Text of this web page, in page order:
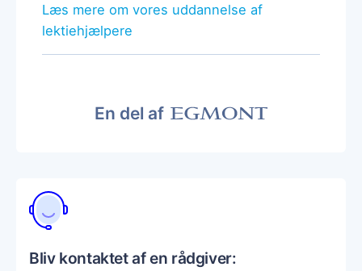
Læs mere om vores uddannelse af
lektiehjælpere
En del af
Bliv kontaktet af en rådgiver: